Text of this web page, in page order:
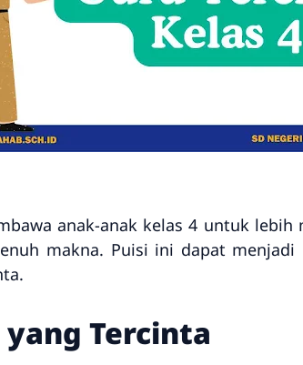
anak-anak kelas 4 untuk
makna. Puisi ini dapat
Tercinta